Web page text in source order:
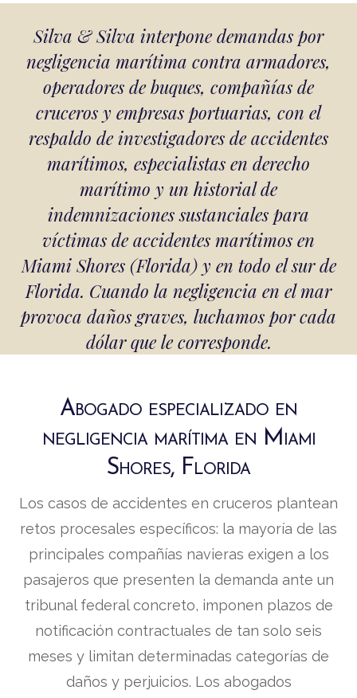
Silva & Silva interpone demandas por
negligencia marítima contra armadores,
operadores de buques, compañías de
cruceros y empresas portuarias, con el
respaldo de investigadores de accidentes
marítimos, especialistas en derecho
marítimo y un historial de
indemnizaciones sustanciales para
víctimas de accidentes marítimos en
Miami Shores (Florida) y en todo el sur de
Florida. Cuando la negligencia en el mar
provoca daños graves, luchamos por cada
dólar que le corresponde.
Abogado especializado en
negligencia marítima en Miami
Shores, Florida
Los casos de accidentes en cruceros plantean
retos procesales específicos: la mayoría de las
principales compañías navieras exigen a los
pasajeros que presenten la demanda ante un
tribunal federal concreto, imponen plazos de
notificación contractuales de tan solo seis
meses y limitan determinadas categorías de
daños y perjuicios. Los abogados